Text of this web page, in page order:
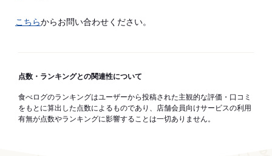
こちらからお問い合わせください。
点数・ランキングとの関連性について
食べログのランキングはユーザーから投稿された主観的な評価・口コミ
をもとに算出した点数によるものであり、店舗会員向けサービスの利用
有無が点数やランキングに影響することは一切ありません。